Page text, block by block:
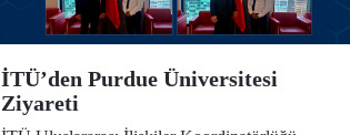
İTÜ’den Purdue Üniversitesi
Ziyareti